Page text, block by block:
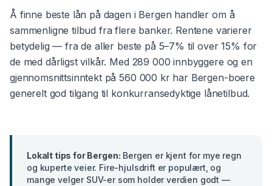
Å finne beste lån på dagen i Bergen handler om å
sammenligne tilbud fra flere banker. Rentene varierer
betydelig — fra de aller beste på 5–7% til over 15% for
de med dårligst vilkår. Med 289 000 innbyggere og en
gjennomsnittsinntekt på560 000 krhar Bergen-boere
generelt god tilgang til konkurransedyktige lånetilbud.
Lokalt tips forBergen: Bergen er kjent for mye regn
og kuperte veier. Fire-hjulsdrift er populært, og
mange velger SUV-er som holder verdien godt —